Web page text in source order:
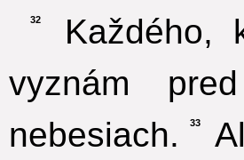
32
Každého,
vyznám
nebesiach.
33